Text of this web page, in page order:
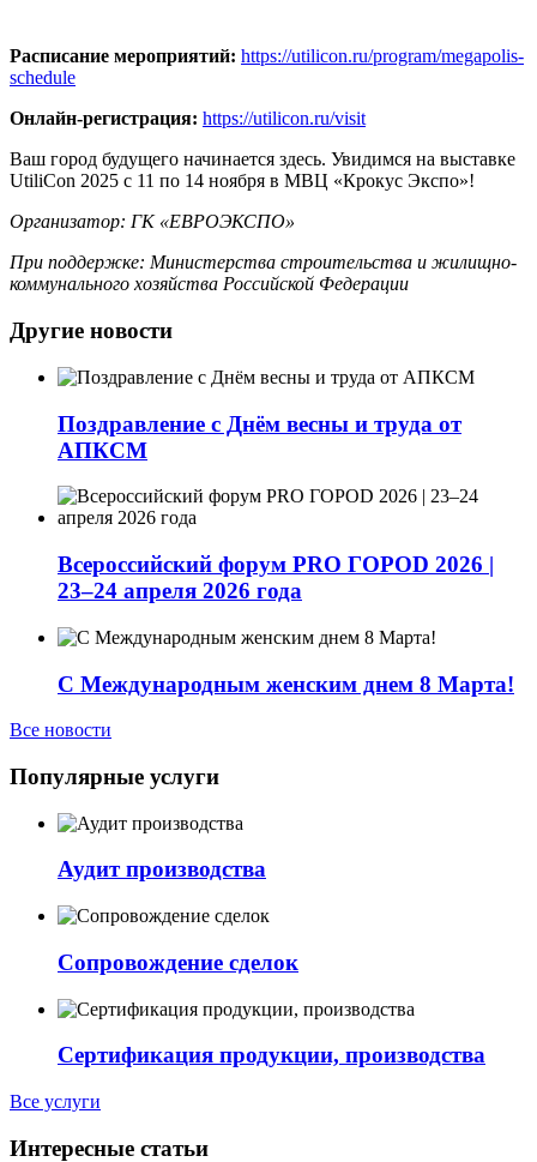
Расписание мероприятий: https://utilicon.ru/program/megapolis-
schedule
Онлайн-регистрация: https://utilicon.ru/visit
Ваш город будущего начинается здесь. Увидимся на выставке
UtiliCon 2025 с 11 по 14 ноября в МВЦ «Крокус Экспо»!
Организатор: ГК «ЕВРОЭКСПО»
При поддержке: Министерства строительства и жилищно-
коммунального хозяйства Российской Федерации
Другие новости
Поздравление с Днём весны и труда от
АПКСМ
Всероссийский форум PRO ГОРОD 2026 |
23–24 апреля 2026 года
С Международным женским днем 8 Марта!
Все новости
Популярные услуги
Аудит производства
Сопровождение сделок
Сертификация продукции, производства
Все услуги
Интересные статьи